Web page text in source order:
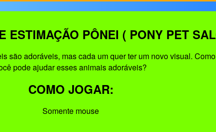
ESTIMAÇÃO PÔNEI ( PONY PET
são adoráveis, mas cada um quer ter um novo visual.
pode ajudar esses animais adoráveis?
COMO JOGAR:
Somente mouse